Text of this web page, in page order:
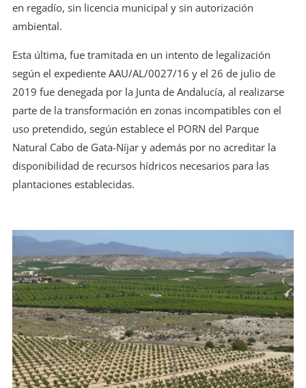
en regadío, sin licencia municipal y sin autorización
ambiental.
Esta última, fue tramitada en un intento de legalización
según el expediente AAU/AL/0027/16 y el 26 de julio de
2019 fue denegada por la Junta de Andalucía, al realizarse
parte de la transformación en zonas incompatibles con el
uso pretendido, según establece el PORN del Parque
Natural Cabo de Gata-Níjar y además por no acreditar la
disponibilidad de recursos hídricos necesarios para las
plantaciones establecidas.